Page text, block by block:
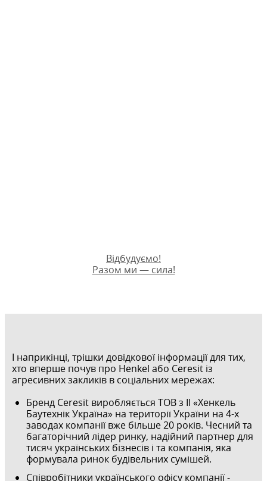
Відбудуємо!
Разом ми — сила!
І наприкінці, трішки довідкової інформації для тих,
хто вперше почув про Henkel або Ceresit із
агресивних закликів в соціальних мережах:
Бренд Ceresit виробляється ТОВ з ІІ «Хенкель
Баутехнік Україна» на території України на 4-х
заводах компанії вже більше 20 років. Чесний та
багаторічний лідер ринку, надійний партнер для
тисяч українських бізнесів і та компанія, яка
формувала ринок будівельних сумішей.
Співробітники українського офісу компанії -